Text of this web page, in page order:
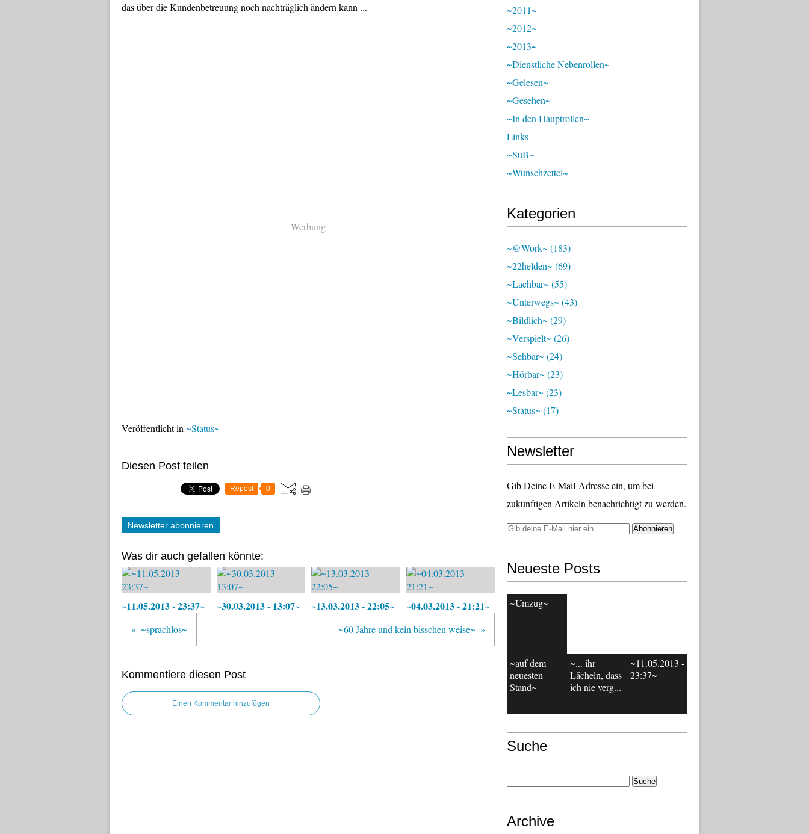
das über die Kundenbetreuung noch nachträglich ändern kann ...
Werbung
Veröffentlicht in ~Status~
Diesen Post teilen
Repost 0
Newsletter abonnieren
Was dir auch gefallen könnte:
~11.05.2013 - 23:37~ ~30.03.2013 - 13:07~ ~13.03.2013 - 22:05~ ~04.03.2013 - 21:21~
~sprachlos~ ~60 Jahre und kein bisschen weise~
Kommentiere diesen Post
Einen Kommentar hinzufügen
~2011~
~2012~
~2013~
~Dienstliche Nebenrollen~
~Gelesen~
~Gesehen~
~In den Hauptrollen~
Links
~SuB~
~Wunschzettel~
Kategorien
~@work~ (183)
~22helden~ (69)
~lachbar~ (55)
~unterwegs~ (43)
~bildlich~ (29)
~verspielt~ (26)
~sehbar~ (24)
~hörbar~ (23)
~lesbar~ (23)
~status~ (17)
Newsletter
Gib Deine E-Mail-Adresse ein, um bei
zukünftigen Artikeln benachrichtigt zu werden.
Neueste Posts
~Umzug~
~auf dem
neuesten
Stand~
~... ihr
Lächeln, dass
ich nie verg...
~11.05.2013 -
23:37~
Suche
Archive